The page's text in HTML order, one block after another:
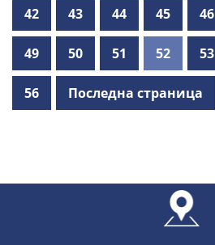
42 43 44 45 46
49 50 51 52 53
56 Последна страница